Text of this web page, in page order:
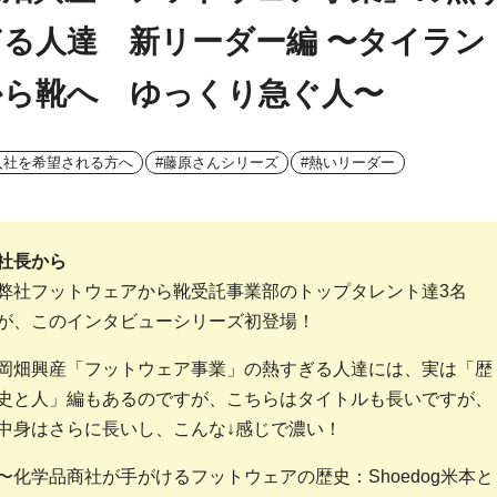
人達 新リーダー編 〜タイラン
靴へ ゆっくり急ぐ人〜
社を希望される方へ #藤原さんシリーズ #熱いリーダー
長から
社フットウェアから靴受託事業部のトップタレント達3名
、このインタビューシリーズ初登場！
畑興産「フットウェア事業」の熱すぎる人達には、実は「歴
と人」編もあるのですが、こちらはタイトルも長いですが、
身はさらに長いし、こんな↓感じで濃い！
化学品商社が手がけるフットウェアの歴史：Shoedog米本と